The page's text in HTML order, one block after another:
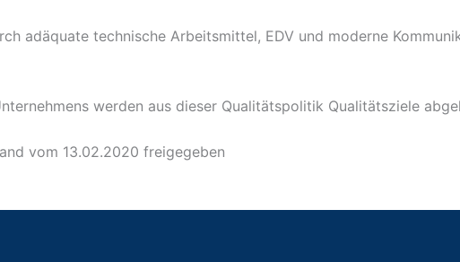
adäquate technische Arbeitsmittel, EDV und moderne
werden aus dieser Qualitätspolitik Qualitätsziele
vom 13.02.2020 freigegeben